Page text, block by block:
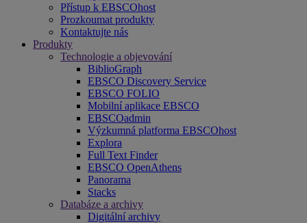
Přístup k EBSCOhost
Prozkoumat produkty
Kontaktujte nás
Produkty
Technologie a objevování
BiblioGraph
EBSCO Discovery Service
EBSCO FOLIO
Mobilní aplikace EBSCO
EBSCOadmin
Výzkumná platforma EBSCOhost
Explora
Full Text Finder
EBSCO OpenAthens
Panorama
Stacks
Databáze a archivy
Digitální archivy